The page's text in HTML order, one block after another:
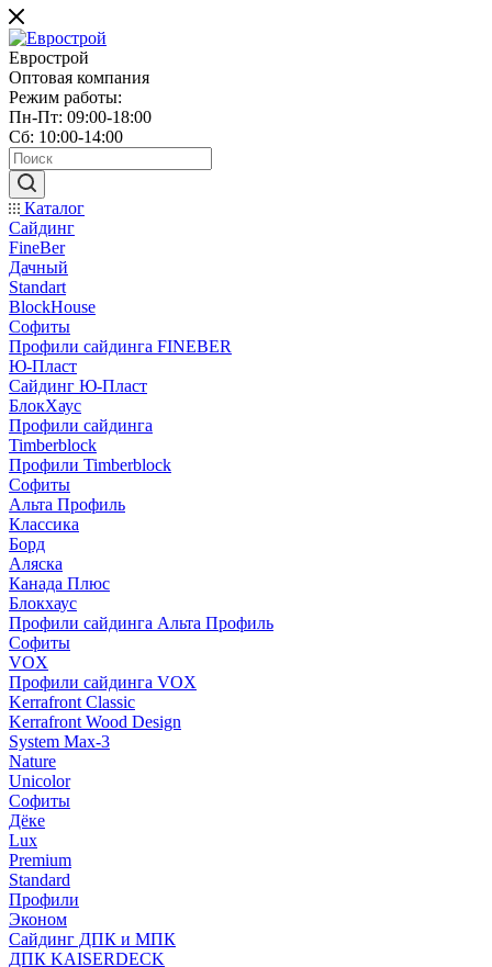
Еврострой
Оптовая компания
Режим работы:
Пн-Пт: 09:00-18:00
Сб: 10:00-14:00
Каталог
Сайдинг
FineBer
Дачный
Standart
BlockHouse
Софиты
Профили сайдинга FINEBER
Ю-Пласт
Сайдинг Ю-Пласт
БлокХаус
Профили сайдинга
Timberblock
Профили Timberblock
Софиты
Альта Профиль
Классика
Борд
Аляска
Канада Плюс
Блокхаус
Профили сайдинга Альта Профиль
Софиты
VOX
Профили сайдинга VOX
Kerrafront Classic
Kerrafront Wood Design
System Max-3
Nature
Unicolor
Софиты
Дёке
Lux
Premium
Standard
Профили
Эконом
Сайдинг ДПК и МПК
ДПК KAISERDECK